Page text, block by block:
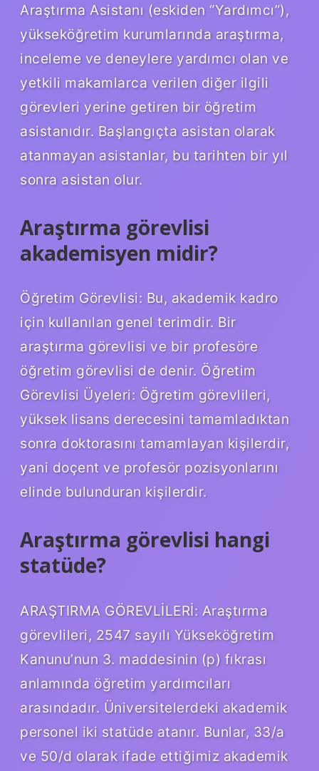
Araştırma Asistanı (eskiden “Yardımcı”),
yükseköğretim kurumlarında araştırma,
inceleme ve deneylere yardımcı olan ve
yetkili makamlarca verilen diğer ilgili
görevleri yerine getiren bir öğretim
asistanıdır. Başlangıçta asistan olarak
atanmayan asistanlar, bu tarihten bir yıl
sonra asistan olur.
Araştırma görevlisi
akademisyen midir?
Öğretim Görevlisi: Bu, akademik kadro
için kullanılan genel terimdir. Bir
araştırma görevlisi ve bir profesöre
öğretim görevlisi de denir. Öğretim
Görevlisi Üyeleri: Öğretim görevlileri,
yüksek lisans derecesini tamamladıktan
sonra doktorasını tamamlayan kişilerdir,
yani doçent ve profesör pozisyonlarını
elinde bulunduran kişilerdir.
Araştırma görevlisi hangi
statüde?
ARAŞTIRMA GÖREVLİLERİ: Araştırma
görevlileri, 2547 sayılı Yükseköğretim
Kanunu’nun 3. maddesinin (p) fıkrası
anlamında öğretim yardımcıları
arasındadır. Üniversitelerdeki akademik
personel iki statüde atanır. Bunlar, 33/a
ve 50/d olarak ifade ettiğimiz akademik